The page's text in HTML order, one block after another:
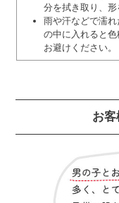
分を拭き取り、形
雨や汗などで濡
の中に入れると色
お避けください。
お客